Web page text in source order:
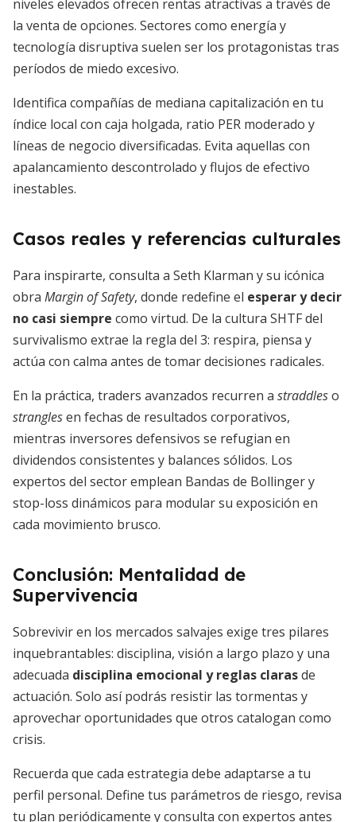
niveles elevados ofrecen rentas atractivas a través de
la venta de opciones. Sectores como energía y
tecnología disruptiva suelen ser los protagonistas tras
períodos de miedo excesivo.
Identifica compañías de mediana capitalización en tu
índice local con caja holgada, ratio PER moderado y
líneas de negocio diversificadas. Evita aquellas con
apalancamiento descontrolado y flujos de efectivo
inestables.
Casos reales y referencias culturales
Para inspirarte, consulta a Seth Klarman y su icónica
obra Margin of Safety, donde redefine el esperar y decir
no casi siempre como virtud. De la cultura SHTF del
survivalismo extrae la regla del 3: respira, piensa y
actúa con calma antes de tomar decisiones radicales.
En la práctica, traders avanzados recurren a straddleso
stranglesen fechas de resultados corporativos,
mientras inversores defensivos se refugian en
dividendos consistentes y balances sólidos. Los
expertos del sector emplean Bandas de Bollinger y
stop-loss dinámicos para modular su exposición en
cada movimiento brusco.
Conclusión: Mentalidad de
Supervivencia
Sobrevivir en los mercados salvajes exige tres pilares
inquebrantables: disciplina, visión a largo plazo y una
adecuada disciplina emocional y reglas clarasde
actuación. Solo así podrás resistir las tormentas y
aprovechar oportunidades que otros catalogan como
crisis.
Recuerda que cada estrategia debe adaptarse a tu
perfil personal. Define tus parámetros de riesgo, revisa
tu plan periódicamente y consulta con expertos antes